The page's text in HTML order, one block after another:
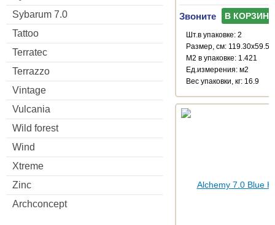
Sybarum 7.0
Tattoo
Terratec
Terrazzo
Vintage
Vulcania
Wild forest
Wind
Xtreme
Zinc
Archconcept
Звоните В КОРЗИНУ
Шт.в упаковке: 2
Размер, см: 119.30x59.55
М2 в упаковке: 1.421
Ед.измерения: м2
Веc упаковки, кг: 16.9